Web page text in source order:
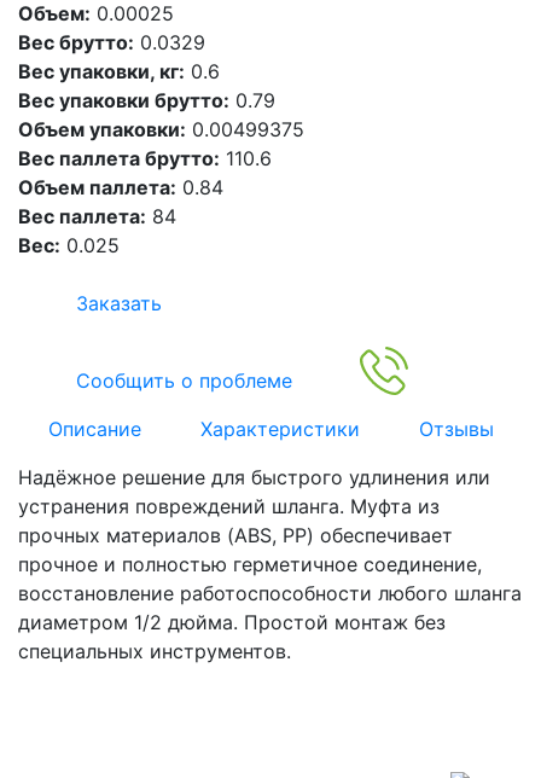
Объем: 0.00025
Вес брутто: 0.0329
Вес упаковки, кг: 0.6
Вес упаковки брутто: 0.79
Объем упаковки: 0.00499375
Вес паллета брутто: 110.6
Объем паллета: 0.84
Вес паллета: 84
Вес: 0.025
Заказать
Сообщить о проблеме
Описание
Характеристики
Отзывы
Надёжное решение для быстрого удлинения или
устранения повреждений шланга. Муфта из
прочных материалов (ABS, PP) обеспечивает
прочное и полностью герметичное соединение,
восстановление работоспособности любого шланга
диаметром 1/2 дюйма. Простой монтаж без
специальных инструментов.